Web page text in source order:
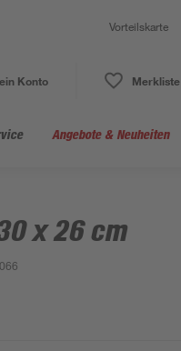
Vorteilskarte
Konto Merkliste
Angebote & Neuheiten
x 26 cm